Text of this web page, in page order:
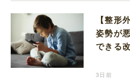
【整形
姿勢が
できる
3日前